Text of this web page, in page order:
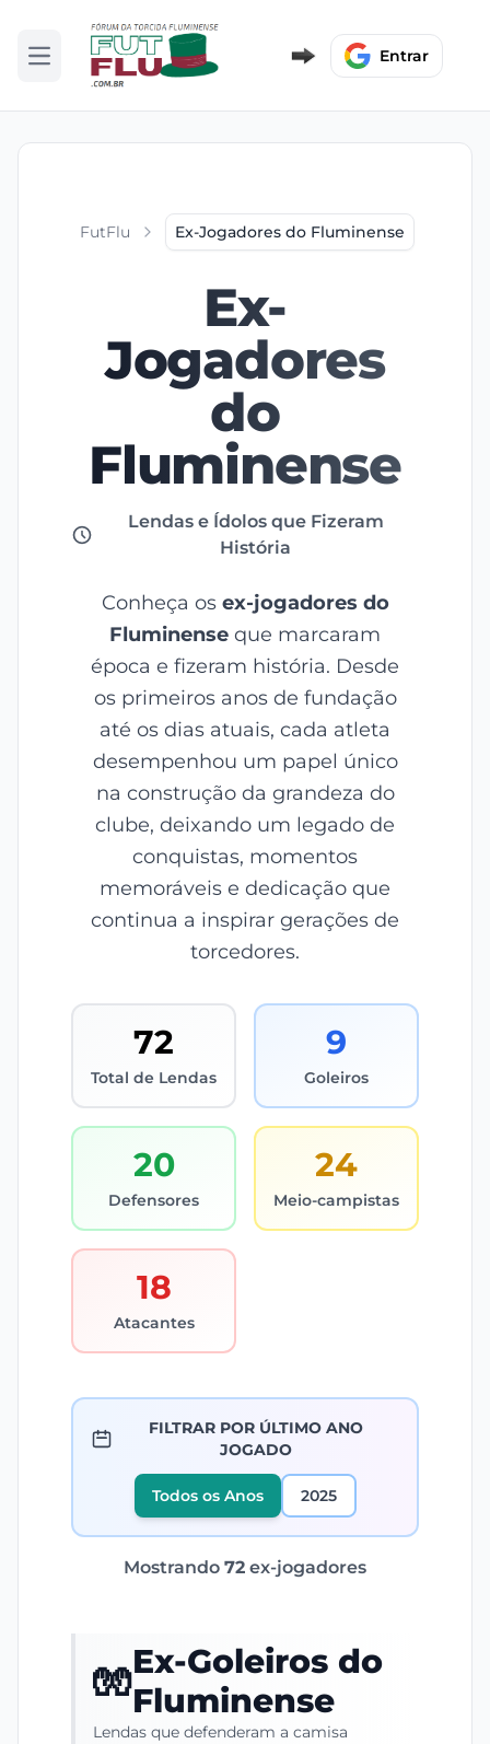
Abrir menu Entrar
FutFlu Ex-Jogadores do Fluminense
Ex-
Jogadores
do
Fluminense
Lendas e Ídolos que Fizeram
História
Conheça os ex-jogadores do
Fluminense que marcaram
época e fizeram história. Desde
os primeiros anos de fundação
até os dias atuais, cada atleta
desempenhou um papel único
na construção da grandeza do
clube, deixando um legado de
conquistas, momentos
memoráveis e dedicação que
continua a inspirar gerações de
torcedores.
72
Total de Lendas
9
Goleiros
20
Defensores
24
Meio-campistas
18
Atacantes
FILTRAR POR ÚLTIMO ANO
JOGADO
Todos os Anos 2025
Mostrando 72 ex-jogadores
🧤Ex-Goleiros do
Fluminense
Lendas que defenderam a camisa